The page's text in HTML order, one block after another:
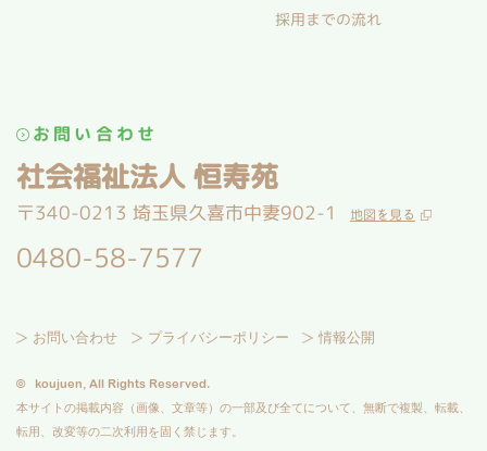
採用までの流れ
お問い合わせ
社会福祉法人 恒寿苑
〒340-0213 埼玉県久喜市中妻902-1 地図を見る
0480-58-7577
お問い合わせ プライバシーポリシー 情報公開
© koujuen, All Rights Reserved.
本サイトの掲載内容（画像、文章等）の一部及び全てについて、無断で複製、転載、
転用、改変等の二次利用を固く禁じます。